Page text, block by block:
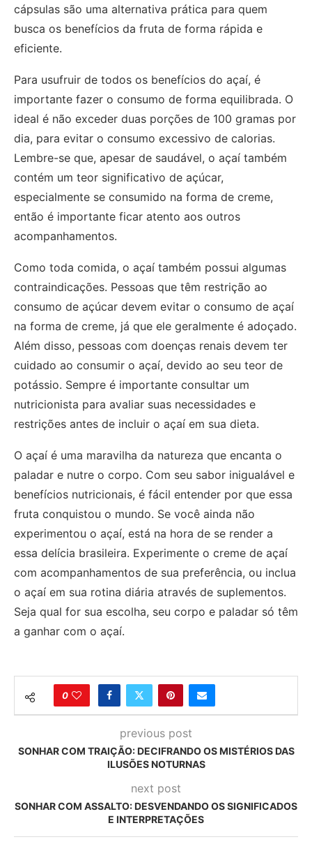
cápsulas são uma alternativa prática para quem
busca os benefícios da fruta de forma rápida e
eficiente.
Para usufruir de todos os benefícios do açaí, é
importante fazer o consumo de forma equilibrada. O
ideal é não exceder duas porções de 100 gramas por
dia, para evitar o consumo excessivo de calorias.
Lembre-se que, apesar de saudável, o açaí também
contém um teor significativo de açúcar,
especialmente se consumido na forma de creme,
então é importante ficar atento aos outros
acompanhamentos.
Como toda comida, o açaí também possui algumas
contraindicações. Pessoas que têm restrição ao
consumo de açúcar devem evitar o consumo de açaí
na forma de creme, já que ele geralmente é adoçado.
Além disso, pessoas com doenças renais devem ter
cuidado ao consumir o açaí, devido ao seu teor de
potássio. Sempre é importante consultar um
nutricionista para avaliar suas necessidades e
restrições antes de incluir o açaí em sua dieta.
O açaí é uma maravilha da natureza que encanta o
paladar e nutre o corpo. Com seu sabor inigualável e
benefícios nutricionais, é fácil entender por que essa
fruta conquistou o mundo. Se você ainda não
experimentou o açaí, está na hora de se render a
essa delícia brasileira. Experimente o creme de açaí
com acompanhamentos de sua preferência, ou inclua
o açaí em sua rotina diária através de suplementos.
Seja qual for sua escolha, seu corpo e paladar só têm
a ganhar com o açaí.
0
previous post
SONHAR COM TRAIÇÃO: DECIFRANDO OS MISTÉRIOS DAS
ILUSÕES NOTURNAS
next post
SONHAR COM ASSALTO: DESVENDANDO OS SIGNIFICADOS
E INTERPRETAÇÕES